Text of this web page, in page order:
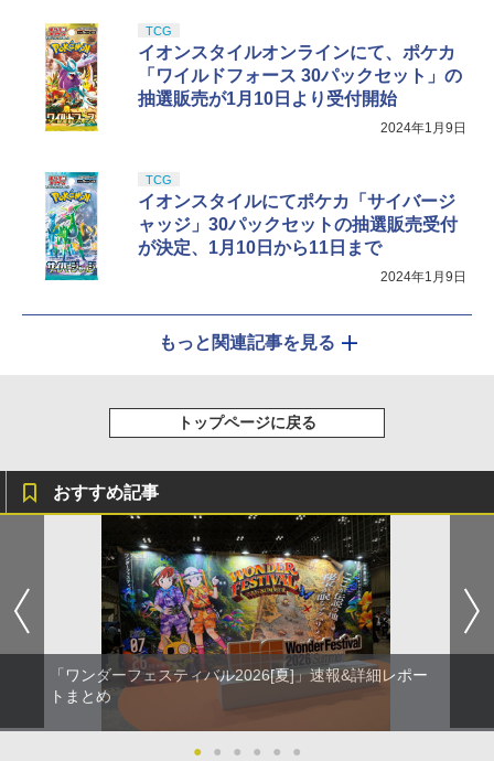
TCG
イオンスタイルオンラインにて、ポケカ
「ワイルドフォース 30パックセット」の
抽選販売が1月10日より受付開始
2024年1月9日
TCG
イオンスタイルにてポケカ「サイバージ
ャッジ」30パックセットの抽選販売受付
が決定、1月10日から11日まで
2024年1月9日
もっと関連記事を見る
トップページに戻る
おすすめ記事
「ワンダーフェスティバル2026[夏]」速報&詳細レポー
トまとめ
● ● ● ● ● ●